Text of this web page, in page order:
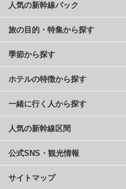
人気の新幹線パック
旅の目的・特集から探す
季節から探す
ホテルの特徴から探す
一緒に行く人から探す
人気の新幹線区間
公式SNS・観光情報
サイトマップ